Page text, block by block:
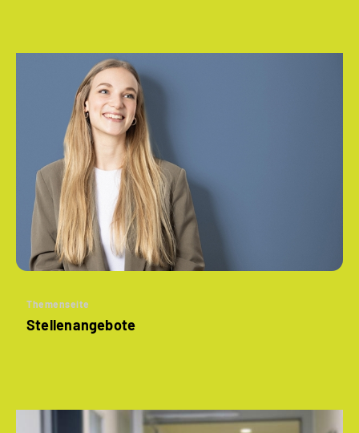
Themenseite
Stellenangebote